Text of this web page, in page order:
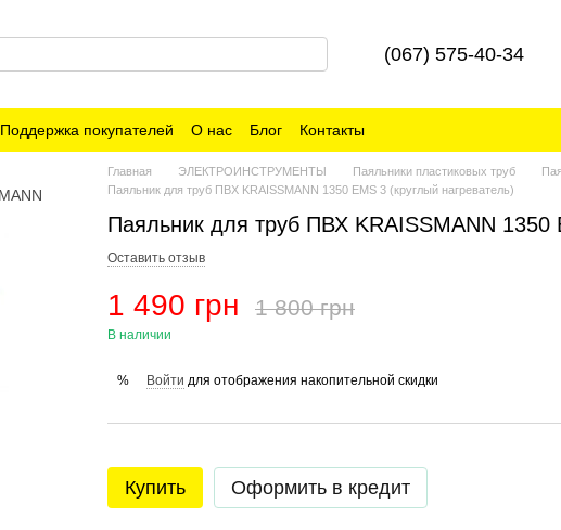
(067) 575-40-34
Поддержка покупателей О нас Блог Контакты
Главная ЭЛЕКТРОИНСТРУМЕНТЫ Паяльники пластиковых труб
Паяльник для труб ПВХ KRAISSMANN 1350 EMS 3 (круглый нагреватель)
Паяльник для труб ПВХ KRAISSMANN 1350
Оставить отзыв
1 490 грн 1 800 грн
В наличии
% Войти для отображения накопительной скидки
Купить Оформить в кредит